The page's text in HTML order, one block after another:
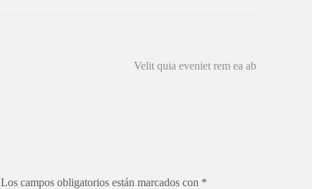
Velit quia eveniet rem ea ab
Los campos obligatorios están marcados con *